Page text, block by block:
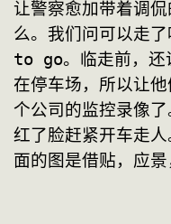
让警察愈加带着调
么。我们问可以走
to go。临走前，还
在停车场，所以让
个公司的监控录像
红了脸赶紧开车走
面的图是借贴，应景